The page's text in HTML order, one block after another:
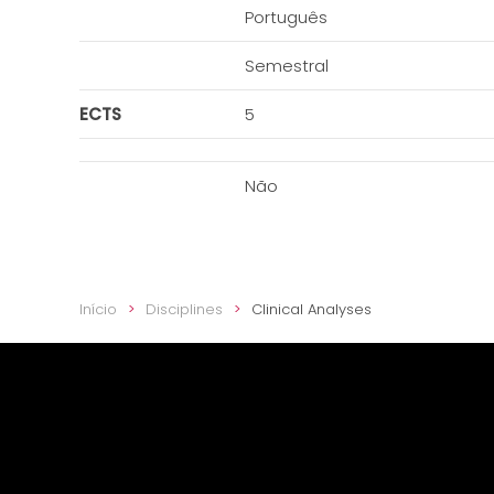
Português
Semestral
ECTS 5
Não
Início Disciplines Clinical Analyses